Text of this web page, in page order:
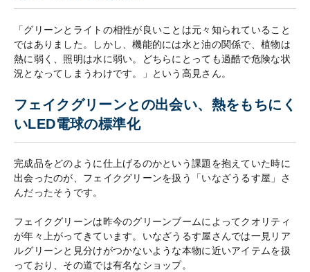
「グリーンとライトの相性が良いことは元々知られていること
ではありました。しかし、機能的には水と油の関係で、植物は
熱に弱く、照明は水に弱い。どちらにとっても過酷で危険な状
況となってしまうわけです。」という高見さん。
フェイクグリーンとの出会い、熱をもちにく
いLED電球の標準化
完成品をどのように仕上げるのかという課題を抱えていた時に
出会ったのが、フェイクグリーンを扱う「いなざうるす屋」さ
んだったそうです。
フェイクグリーンは昨今のグリーンブームによってクオリティ
が年々上がってきています。いなざうるす屋さんでは一見リア
ルグリーンと見分けがつかないような本物に近いアイテムを扱
っており、その道では有名なショップ。